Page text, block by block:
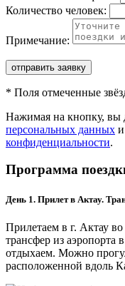
Количество человек:
Примечание:
отправить заявку
* Поля отмеченные
Нажимая на кнопку, вы
персональных данных
конфиденциальности.
Программа
День 1. Прилет в Актау.
Прилетаем в г. Актау
трансфер из аэропорта
отдыхаем. Можно
расположенной вдоль